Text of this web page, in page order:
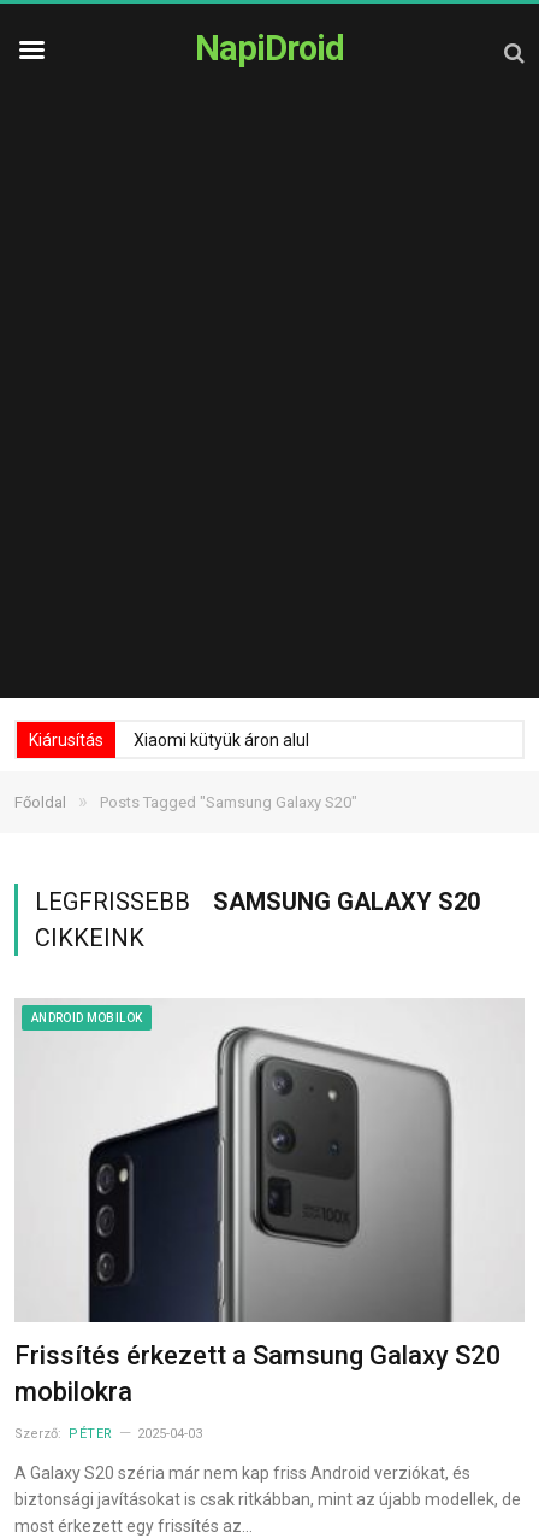
NapiDroid
Kiárusítás Xiaomi kütyük áron alul
Főoldal » Posts Tagged "Samsung Galaxy S20"
LEGFRISSEBB
SAMSUNG GALAXY S20
CIKKEINK
ANDROID MOBILOK
Frissítés érkezett a Samsung Galaxy S20
mobilokra
Szerző: PÉTER 2025-04-03
A Galaxy S20 széria már nem kap friss Android verziókat, és
biztonsági javításokat is csak ritkábban, mint az újabb modellek, de
most érkezett egy frissítés az…